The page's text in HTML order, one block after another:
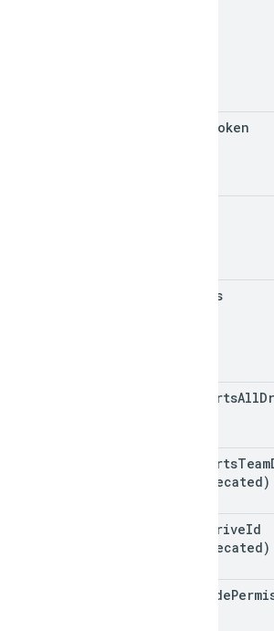
Token
spaces
supportsAll
supportsTeam
(deprecated)
DriveId
(deprecated)
include